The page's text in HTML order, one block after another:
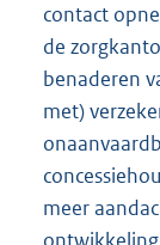
contact
de
benaderen
met)
meer